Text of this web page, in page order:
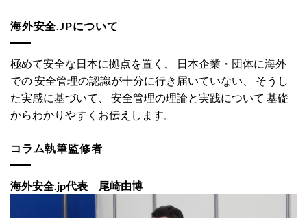
海外安全.JPについて
極めて安全な日本に拠点を置く、 日本企業・団体に海外
での 安全管理の認識が十分に行き届いていない、 そうし
た実感に基づいて、 安全管理の理論と実践について 基礎
からわかりやすくお伝えします。
コラム執筆監修者
海外安全.jp代表 尾崎由博